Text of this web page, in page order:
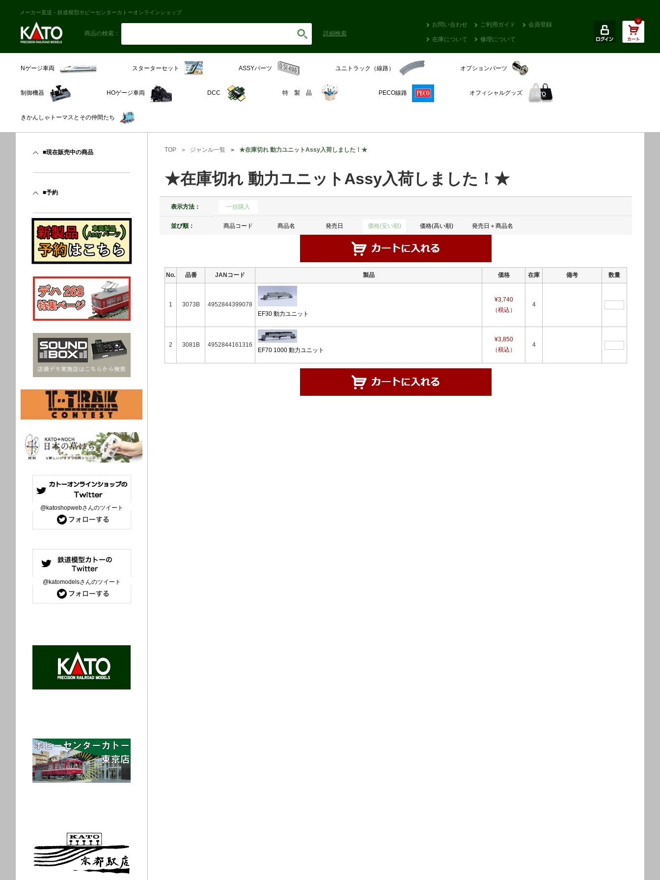
メーカー直送・鉄道模型ホビーセンターカトーオンラインショップ
商品の検索： 詳細検索
お問い合わせ ご利用ガイド 会員登録
在庫について 修理について
0
Nゲージ車両 スターターセット ASSYパーツ ユニトラック（線路） オプションパーツ
制御機器 HOゲージ車両 DCC 特 製 品 PECO線路 オフィシャルグッズ
きかんしゃトーマスとその仲間たち
TOP ジャンル一覧 ★在庫切れ 動力ユニットAssy入荷しました！★
★在庫切れ 動力ユニットAssy入荷しました！★
表示方法： 一括購入
並び順： 商品コード 商品名 発売日 価格(安い順) 価格(高い順) 発売日＋商品名
No. 品番 JANコード 製品 価格 在庫 備考 数量
1 3073B
4952844399078
EF30 動力ユニット
¥3,740
（税込）
4
2 3081B 4952844161316
EF70 1000 動力ユニット
¥3,850
（税込）
4
■現在販売中の商品
■予約
@katoshopwebさんのツイート
@katomodelsさんのツイート